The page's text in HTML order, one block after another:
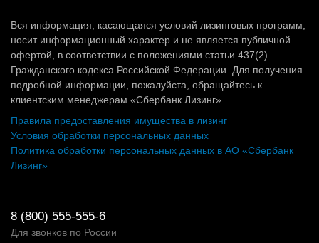
Вся информация, касающаяся условий лизинговых программ,
носит информационный характер и не является публичной
офертой, в соответствии с положениями статьи 437(2)
Гражданского кодекса Российской Федерации. Для получения
подробной информации, пожалуйста, обращайтесь к
клиентским менеджерам «Сбербанк Лизинг».
Правила предоставления имущества в лизинг
Условия обработки персональных данных
Политика обработки персональных данных в АО «Сбербанк
Лизинг»
8 (800) 555-555-6
Для звонков по России